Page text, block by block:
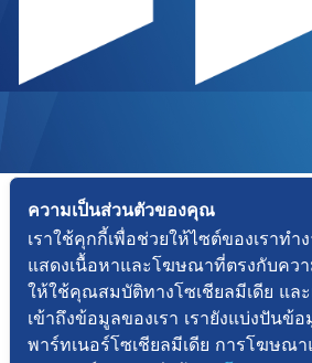
บริษัท เซนเซส พร็อพเพอร์ตี้ แมเนจเ
90 ซีดับเบิ้ลยู ทาวเวอร์ อาคารเอ ยูนิต เอ
ถนนรัชดาภิเษก แขวงห้วยขวาง เขตห้วยขวาง
info@senses.co.th
+ 66
ความเป็นส่วนตัวของคุณ
เราใช้คุกกี้เพื่อช่วยให้ไซต์ของเราทำ
แสดงเนื้อหาและโฆษณาที่ตรงกับคว
ให้ใช้คุณสมบัติทางโซเชียลมีเดีย และ
เข้าถึงข้อมูลของเรา เรายังแบ่งปันข้
พาร์ทเนอร์โซเชียลมีเดีย การโฆษณ